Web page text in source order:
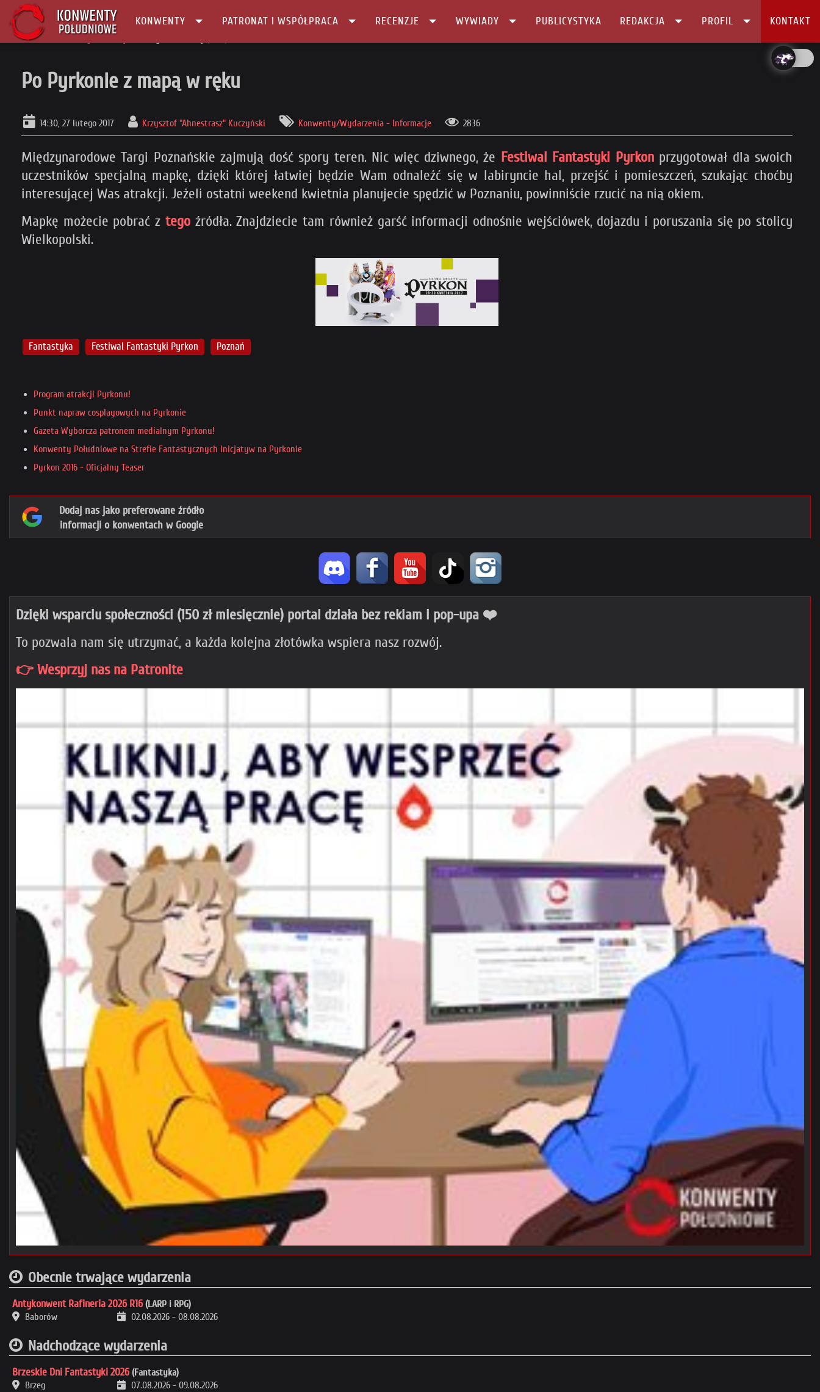
KONWENTY PATRONAT I WSPÓŁPRACA RECENZJE WYWIADY PUBLICYSTYKA REDAKCJA PROFIL KONTAKT
Główna
Po Pyrkonie z mapą w ręku
14:30, 27 lutego 2017 Krzysztof "Ahnestrasz" Kuczyński Konwenty/Wydarzenia - Informacje 2836
Międzynarodowe Targi Poznańskie zajmują dość spory teren. Nic więc dziwnego, że Festiwal Fantastyki Pyrkonprzygotował dla swoich
uczestników specjalną mapkę, dzięki której łatwiej będzie Wam odnaleźć się w labiryncie hal, przejść i pomieszczeń, szukając choćby
interesującej Was atrakcji. Jeżeli ostatni weekend kwietnia planujecie spędzić w Poznaniu, powinniście rzucić na nią okiem.
Mapkę możecie pobrać z tegoźródła. Znajdziecie tam również garść informacji odnośnie wejściówek, dojazdu i poruszania się po stolicy
Wielkopolski.
Fantastyka Festiwal Fantastyki Pyrkon Poznań
Program atrakcji Pyrkonu!
Punkt napraw cosplayowych na Pyrkonie
Gazeta Wyborcza patronem medialnym Pyrkonu!
Konwenty Południowe na Strefie Fantastycznych Inicjatyw na Pyrkonie
Pyrkon 2016 - Oficjalny Teaser
Dodaj nas jako preferowane źródło
informacji o konwentach w Google
Dzięki wsparciu społeczności (150 zł miesięcznie) portal działa bez reklam i pop-upa ❤️
To pozwala nam się utrzymać, a każda kolejna złotówka wspiera nasz rozwój.
👉 Wesprzyj nas na Patronite
Obecnie trwające wydarzenia
Antykonwent Rafineria 2026 R16 (LARP i RPG)
Baborów
02.08.2026 - 08.08.2026
Nadchodzące wydarzenia
Brzeskie Dni Fantastyki 2026 (Fantastyka)
Brzeg
07.08.2026 - 09.08.2026